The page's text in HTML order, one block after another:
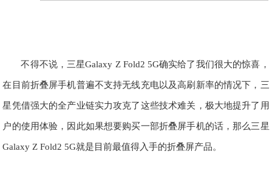
不得不说，三星Galaxy Z Fold2 5G确实给了我们很大的惊喜，
在目前折叠屏手机普遍不支持无线充电以及高刷新率的情况下，三
星凭借强大的全产业链实力攻克了这些技术难关，极大地提升了用
户的使用体验，因此如果想要购买一部折叠屏手机的话，那么三星
Galaxy Z Fold2 5G就是目前最值得入手的折叠屏产品。